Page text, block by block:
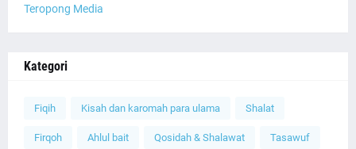
Teropong Media
Kategori
Fiqih Kisah dan karomah para ulama Shalat
Firqoh Ahlul bait Qosidah & Shalawat Tasawuf